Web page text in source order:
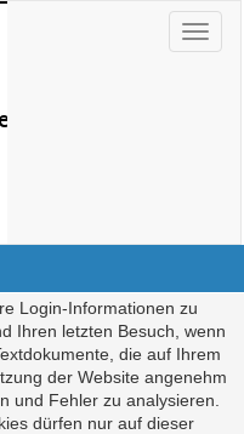
Login-Informationen zu
Ihren letzten Besuch, wenn
die auf Ihrem
der Website angenehm
und Fehler zu analysieren.
dürfen nur auf dieser